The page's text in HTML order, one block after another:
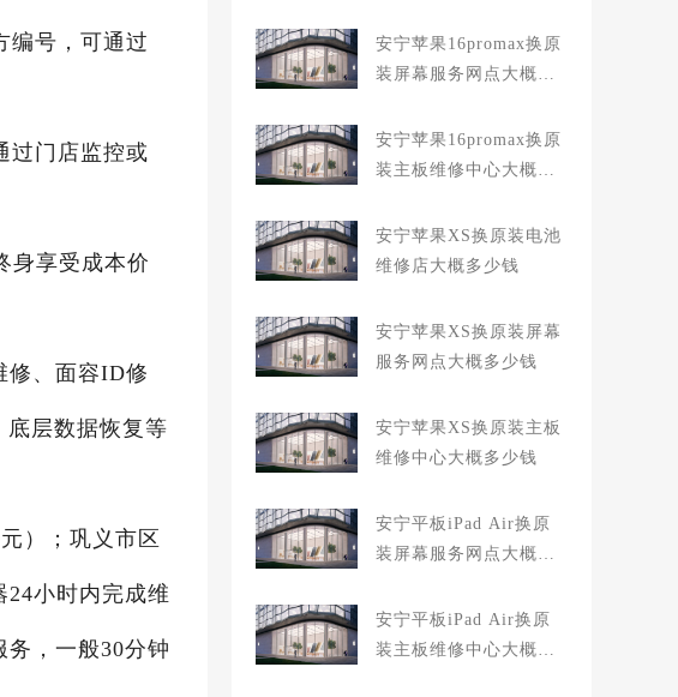
号，可通过
门店监控或
享受成本价
修、面容ID修
层数据恢复等
）；巩义市区
小时内完成维
，一般30分钟
安宁苹果16promax换原
装屏幕服务网点大概多
安宁苹果16promax换原
装主板维修中心大概多
安宁苹果XS换原装电池
维修店大概多少钱
安宁苹果XS换原装屏幕
服务网点大概多少钱
安宁苹果XS换原装主板
维修中心大概多少钱
安宁平板iPad Air换原
装屏幕服务网点大概多
安宁平板iPad Air换原
装主板维修中心大概多